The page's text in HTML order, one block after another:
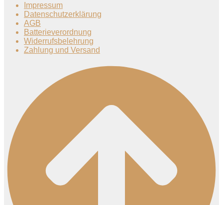
Impressum
Datenschutzerklärung
AGB
Batterieverordnung
Widerrufsbelehrung
Zahlung und Versand